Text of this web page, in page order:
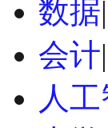
数据|
会计|
人